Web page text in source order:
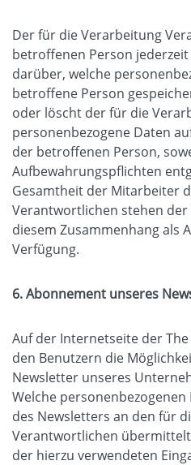
Der für die Verarbeitung
betroffenen Person
darüber, welche
betroffene Person
oder löscht der für die
personenbezogene Daten
der betroffenen Person,
Aufbewahrungspflichten
Gesamtheit der Mitarbeiter
Verantwortlichen stehen
diesem Zusammenhang als
Verfügung.
6. Abonnement unseres
Auf der Internetseite der
den Benutzern die
Newsletter unseres
Welche
des Newsletters an den für
Verantwortlichen
der hierzu verwendeten